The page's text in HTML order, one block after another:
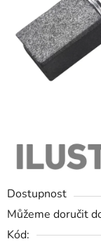
Dostupnost
Můžeme doručit
Kód:
hvězdiček.